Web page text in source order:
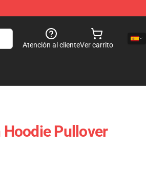
Atención al clienteVer carrito
Pullover